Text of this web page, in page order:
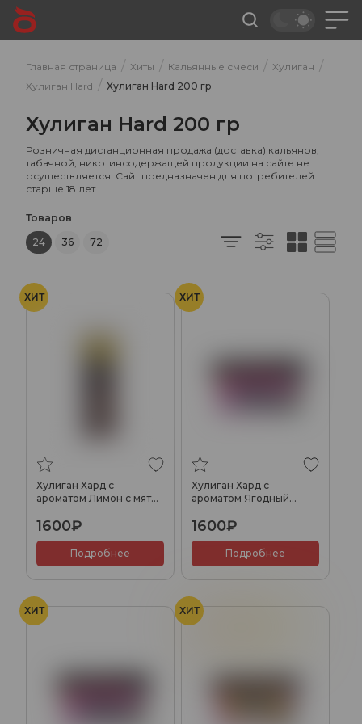
Главная страница / Хиты / Кальянные смеси / Хулиган /
Хулиган Hard / Хулиган Hard 200 гр
Хулиган Hard 200 гр
Розничная дистанционная продажа (доставка) кальянов,
табачной, никотинсодержащей продукции на сайте не
осуществляется. Сайт предназначен для потребителей
старше 18 лет.
Товаров
24
36 72
ХИТ
Хулиган Хард с
ароматом Лимон с мятой
1600₽
Подробнее
ХИТ
Хулиган Хард с
ароматом Ягодный
1600₽
Подробнее
ХИТ ХИТ
Газировка